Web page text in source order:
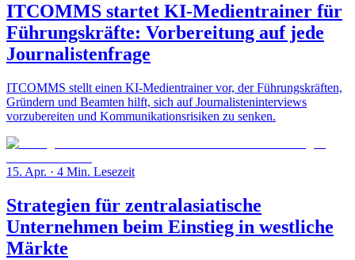
ITCOMMS startet KI-Medientrainer für
Führungskräfte: Vorbereitung auf jede
Journalistenfrage
ITCOMMS stellt einen KI-Medientrainer vor, der Führungskräften,
Gründern und Beamten hilft, sich auf Journalisteninterviews
vorzubereiten und Kommunikationsrisiken zu senken.
15. Apr. · 4 Min. Lesezeit
Strategien für zentralasiatische
Unternehmen beim Einstieg in westliche
Märkte